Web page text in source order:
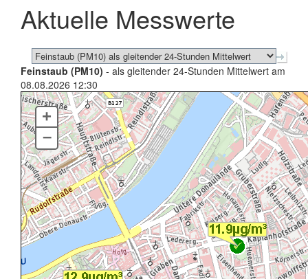
schließen
Aktuelle Messwerte
Feinstaub (PM10) - als gleitender 24-Stunden Mittelwert am
08.08.2026 12:30
+
–